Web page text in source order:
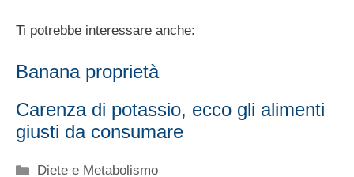
Ti potrebbe interessare anche:
Banana proprietà
Carenza di potassio, ecco gli alimenti
giusti da consumare
Categorie
Diete e Metabolismo